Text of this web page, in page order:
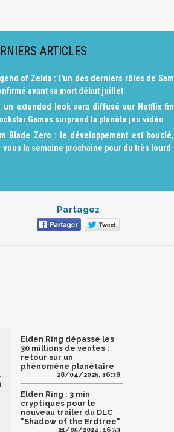
ARTICLES
of Zelda : l'un des derniers rôles de Sam
avant sa mort début juillet
un extended look sera diffusé sur Netflix fin
Games surprend la planète jeu vidéo
Blade Zero : le développement est bouclé,
vous la semaine prochaine pour du très lourd
Partagez
Elden Ring dépasse les
30 millions de ventes :
retour sur un
phénomène planétaire
28/04/2025, 16:38
Elden Ring : 3 min
cryptiques pour le
nouveau trailer du DLC
"Shadow of the Erdtree"
21/05/2024, 16:53